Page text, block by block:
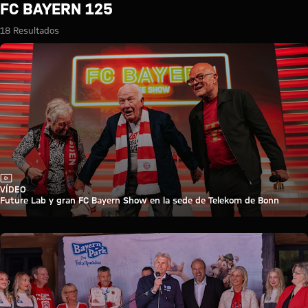
Búsqueda: FC Bayern 125
FC BAYERN 125
18 Resultados
Vídeo
VÍDEO
Future Lab y gran FC Bayern Show en la sede de Telekom de Bonn